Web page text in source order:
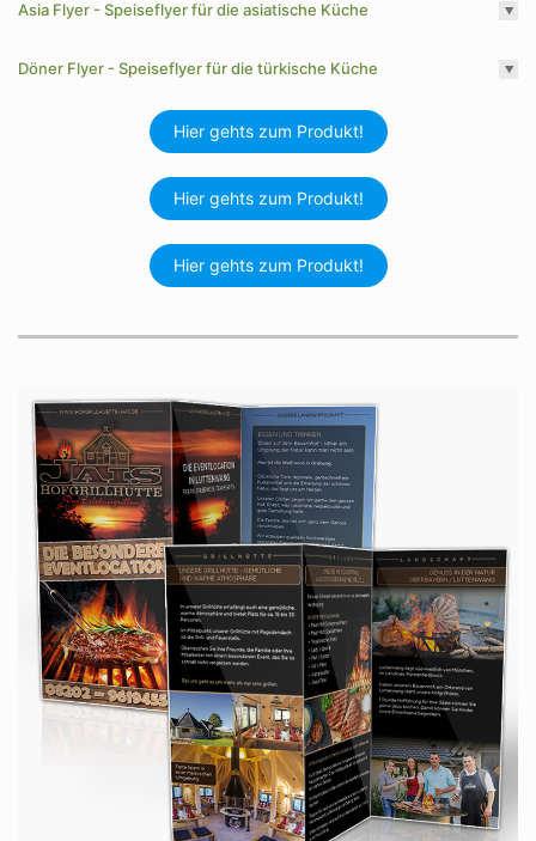
Asia Flyer - Speiseflyer für die asiatische Küche
Döner Flyer - Speiseflyer für die türkische Küche
Hier gehts zum Produkt!
Hier gehts zum Produkt!
Hier gehts zum Produkt!